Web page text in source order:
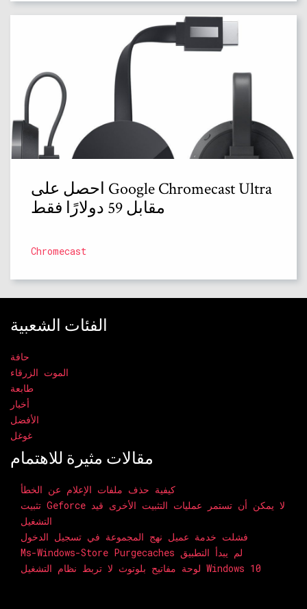
احصل على Google Chromecast Ultra
مقابل 59 دولارًا فقط
Chromecast
الفئات الشعبية
حافة
الموت الزرقاء
طابعة
أخبار
الأفضل
غوغل
مقالات مثيرة للاهتمام
كيفية حذف ملفات الإعلام عن الخطأ
تثبيت Geforce لا يمكن أن تستمر عمليات التثبيت الأخرى قيد
التشغيل
فشلت خدمة عميل نهج المجموعة في تسجيل الدخول
Ms-Windows-Store Purgecaches لم يبدأ التطبيق
لوحة مفاتيح بلوتوث لا تربط نظام التشغيل Windows 10